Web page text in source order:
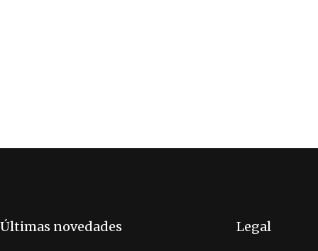
Últimas novedades Legal